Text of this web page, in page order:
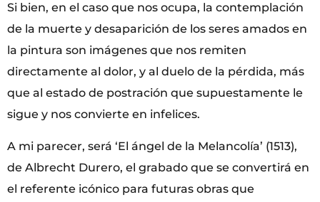
Si bien, en el caso que nos ocupa, la contemplación
de la muerte y desaparición de los seres amados en
la pintura son imágenes que nos remiten
directamente al dolor, y al duelo de la pérdida, más
que al estado de postración que supuestamente le
sigue y nos convierte en infelices.
A mi parecer, será ‘El ángel de la Melancolía’ (1513),
de Albrecht Durero, el grabado que se convertirá en
el referente icónico para futuras obras que